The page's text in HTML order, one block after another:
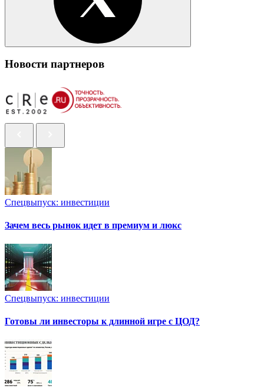
Новости партнеров
Спецвыпуск: инвестиции
Зачем весь рынок идет в премиум и люкс
Спецвыпуск: инвестиции
Готовы ли инвесторы к длинной игре с ЦОД?